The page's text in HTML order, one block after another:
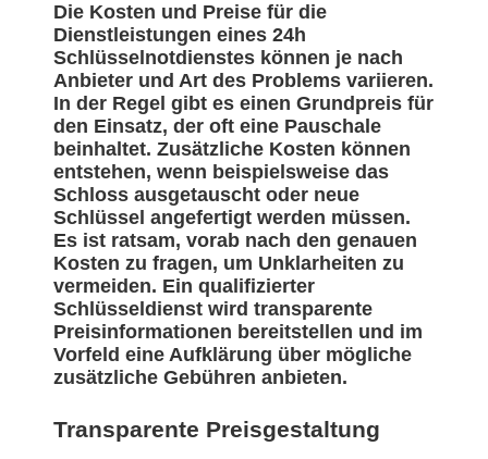
Die Kosten und Preise für die
Dienstleistungen eines 24h
Schlüsselnotdienstes können je nach
Anbieter und Art des Problems variieren.
In der Regel gibt es einen Grundpreis für
den Einsatz, der oft eine Pauschale
beinhaltet. Zusätzliche Kosten können
entstehen, wenn beispielsweise das
Schloss ausgetauscht oder neue
Schlüssel angefertigt werden müssen.
Es ist ratsam, vorab nach den genauen
Kosten zu fragen, um Unklarheiten zu
vermeiden. Ein qualifizierter
Schlüsseldienst wird transparente
Preisinformationen bereitstellen und im
Vorfeld eine Aufklärung über mögliche
zusätzliche Gebühren anbieten.
Transparente Preisgestaltung